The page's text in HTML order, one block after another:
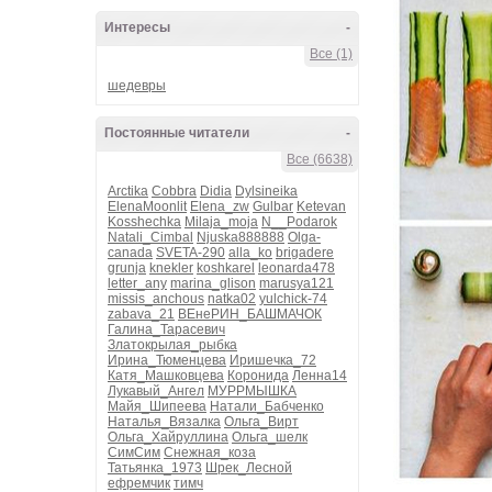
-
Интересы
Все (1)
шедевры
-
Постоянные читатели
Все (6638)
Arctika Cobbra Didia Dylsineika
ElenaMoonlit Elena_zw Gulbar Ketevan
Kosshechka Milaja_moja N__Podarok
Natali_Cimbal Njuska888888 Olga-
canada SVETA-290 alla_ko brigadere
grunja knekler koshkarel
leonarda478
letter_any marina_glison marusya121
missis_anchous natka02 yulchick-74
zabava_21 ВЕнеРИН_БАШМАЧОК
Галина_Тарасевич
Златокрылая_рыбка
Ирина_Тюменцева Иришечка_72
Катя_Машковцева Коронида Ленна14
Лукавый_Ангел МУРРМЫШКА
Майя_Шипеева Натали_Бабченко
Наталья_Вязалка Ольга_Вирт
Ольга_Хайруллина Ольга_шелк
СимСим Снежная_коза
Татьянка_1973 Шрек_Лесной
ефремчик тимч